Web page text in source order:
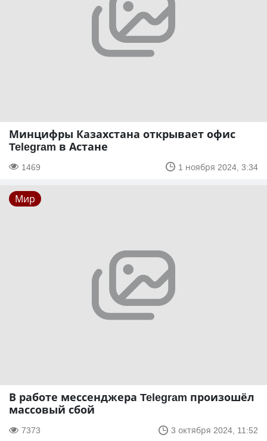
Минцифры Казахстана открывает офис
Telegram в Астане
1469 1 ноября 2024, 3:34
Мир
В работе мессенджера Telegram произошёл
массовый сбой
7373 3 октября 2024, 11:52